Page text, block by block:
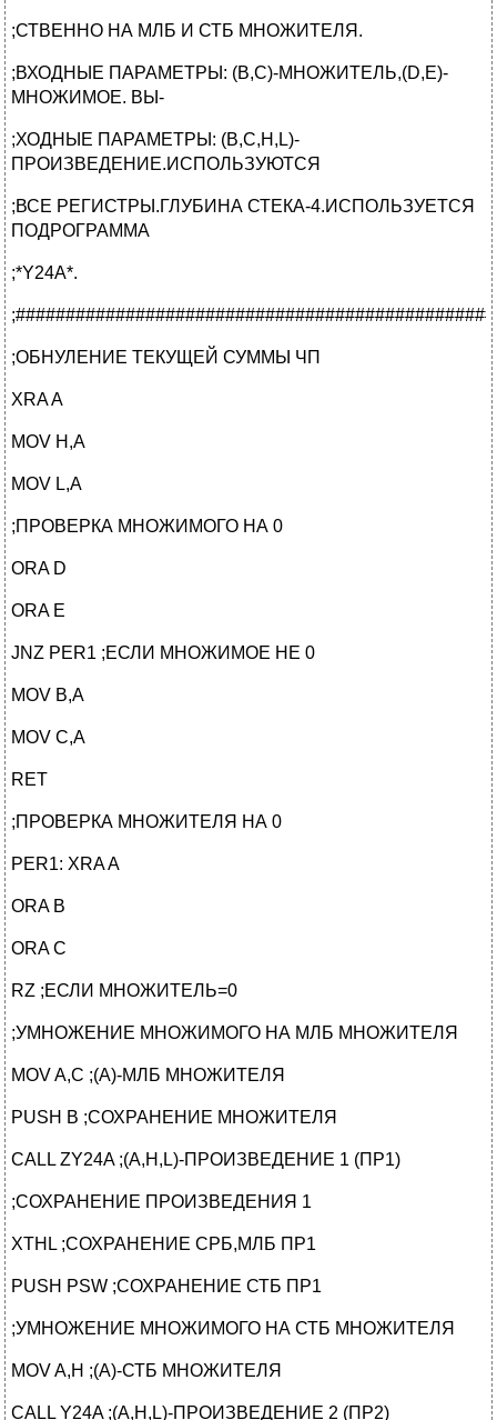
;СТВЕННО НА МЛБ И СТБ МНОЖИТЕЛЯ.
;ВХОДНЫЕ ПАРАМЕТРЫ: (B,C)-МНОЖИТЕЛЬ,(D,E)-
МНОЖИМОЕ. ВЫ-
;ХОДНЫЕ ПАРАМЕТРЫ: (B,C,H,L)-
ПРОИЗВЕДЕНИЕ.ИСПОЛЬЗУЮТСЯ
;ВСЕ РЕГИСТРЫ.ГЛУБИНА СТЕКА-4.ИСПОЛЬЗУЕТСЯ
ПОДРОГРАММА
;*Y24A*.
;ОБНУЛЕНИЕ ТЕКУЩЕЙ СУММЫ ЧП
XRA A
MOV H,A
MOV L,A
;ПРОВЕРКА МНОЖИМОГО НА 0
ORA D
ORA E
JNZ PER1 ;ЕСЛИ МНОЖИМОЕ НЕ 0
MOV B,A
MOV C,A
RET
;ПРОВЕРКА МНОЖИТЕЛЯ НА 0
PER1: XRA A
ORA B
ORA C
RZ ;ЕСЛИ МНОЖИТЕЛЬ=0
;УМНОЖЕНИЕ МНОЖИМОГО НА МЛБ МНОЖИТЕЛЯ
MOV A,C ;(A)-МЛБ МНОЖИТЕЛЯ
PUSH B ;СОХРАНЕНИЕ МНОЖИТЕЛЯ
CALL ZY24A ;(A,H,L)-ПРОИЗВЕДЕНИЕ 1 (ПР1)
;СОХРАНЕНИЕ ПРОИЗВЕДЕНИЯ 1
XTHL ;СОХРАНЕНИЕ СРБ,МЛБ ПР1
PUSH PSW ;СОХРАНЕНИЕ СТБ ПР1
;УМНОЖЕНИЕ МНОЖИМОГО НА СТБ МНОЖИТЕЛЯ
MOV A,H ;(A)-СТБ МНОЖИТЕЛЯ
CALL Y24A ;(A,H,L)-ПРОИЗВЕДЕНИЕ 2 (ПР2)